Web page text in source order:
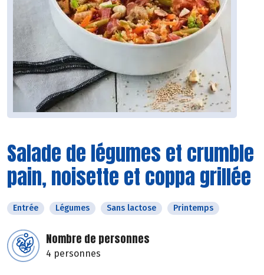
Salade de légumes et crumble
pain, noisette et coppa grillée
Entrée Légumes Sans lactose Printemps
Nombre de personnes
4 personnes